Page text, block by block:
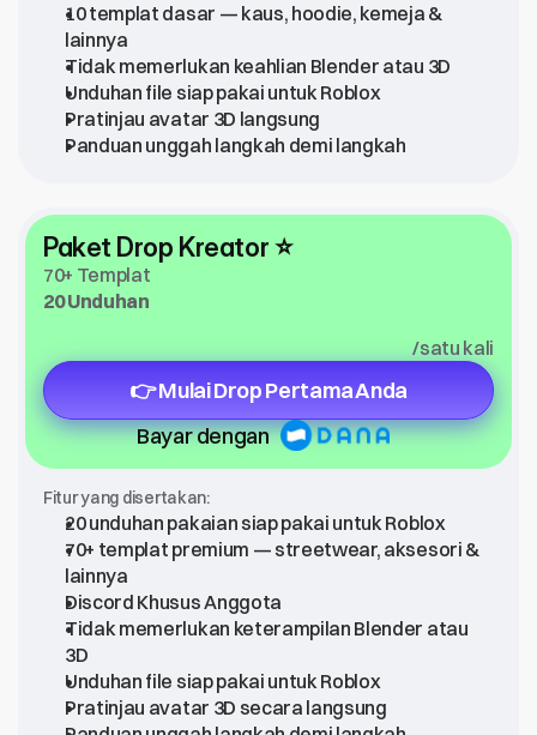
Paket Drop Kreator ⭐
70+ Templat
20 Unduhan
/satu kali
👉 Mulai Drop Pertama Anda
Bayar dengan
Fitur yang disertakan:
20 unduhan pakaian siap pakai untuk Roblox
70+ templat premium — streetwear, aksesori &
lainnya
Discord Khusus Anggota
Tidak memerlukan keterampilan Blender atau
3D
Unduhan file siap pakai untuk Roblox
Pratinjau avatar 3D secara langsung
10 templat dasar — kaus, hoodie, kemeja &
lainnya
Tidak memerlukan keahlian Blender atau 3D
Unduhan file siap pakai untuk Roblox
Pratinjau avatar 3D langsung
Panduan unggah langkah demi langkah